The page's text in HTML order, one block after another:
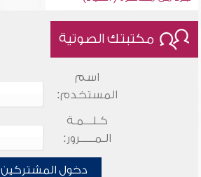
مكتبتك الصوتية
اسم
المستخدم:
كـلـــمـة
الـمـــــرور:
دخول المشتركين